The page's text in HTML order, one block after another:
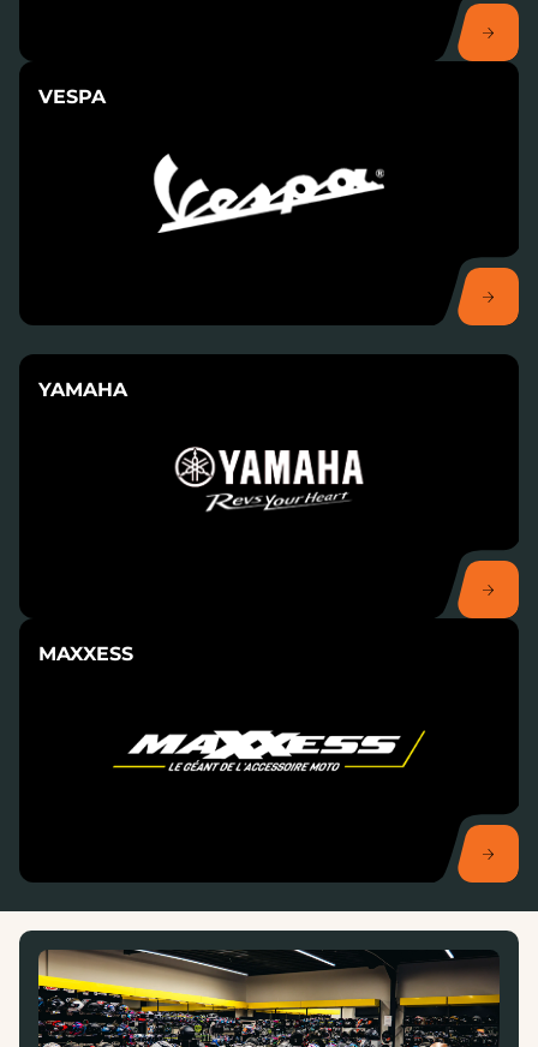
VESPA
YAMAHA
MAXXESS